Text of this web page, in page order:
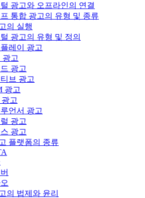
광고와 오프라인의 연결
통합 광고의 유형 및 종류
의 실행
광고의 유형 및 정의
레이 광고
광고
광고
브 광고
광고
광고
언서 광고
광고
광고
플랫폼의 종류
의 법제와 윤리